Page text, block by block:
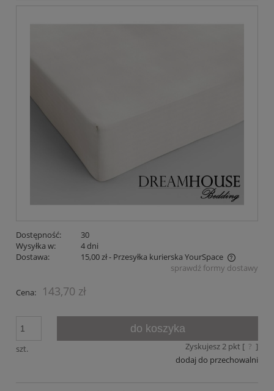
Dostępność:
30
Wysyłka w:
4 dni
Dostawa:
15,00 zł- Przesyłka kurierska YourSpace
Cena nie zawiera ewentualnych kosztów płatnościsprawdź formy dostawy
Cena: 143,70 zł
szt.
do koszyka
Zyskujesz2pkt [ ? ]
dodaj do przechowalni